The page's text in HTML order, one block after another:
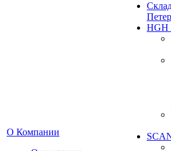
О Компании
HGH